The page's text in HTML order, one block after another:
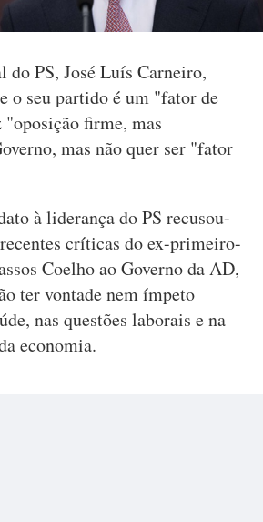
do PS, José Luís Carneiro,
o seu partido é um "fator de
firme, mas
mas não quer ser "fator
à liderança do PS recusou-
críticas do ex-primeiro-
Coelho ao Governo da AD,
ter vontade nem ímpeto
nas questões laborais e na
economia.